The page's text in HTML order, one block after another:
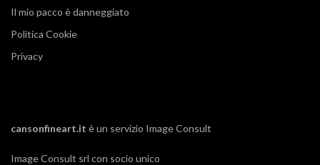
Il mio pacco è danneggiato
Politica Cookie
Privacy
cansonfineart.it è un servizio Image Consult
Image Consult srl con socio unico